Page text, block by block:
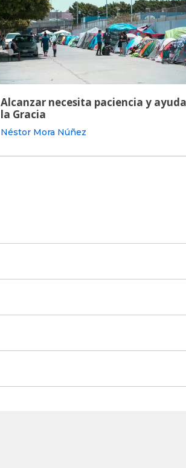
Alcanzar necesita paciencia y
la Gracia
Néstor Mora Núñez